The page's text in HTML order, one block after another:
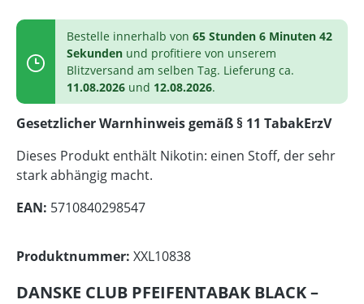
Bestelle innerhalb von 65 Stunden 6 Minuten 42
Sekunden und profitiere von unserem
Blitzversand am selben Tag. Lieferung ca.
11.08.2026 und 12.08.2026.
Gesetzlicher Warnhinweis gemäß § 11 TabakErzV
Dieses Produkt enthält Nikotin: einen Stoff, der sehr
stark abhängig macht.
EAN: 5710840298547
Produktnummer: XXL10838
DANSKE CLUB PFEIFENTABAK BLACK –